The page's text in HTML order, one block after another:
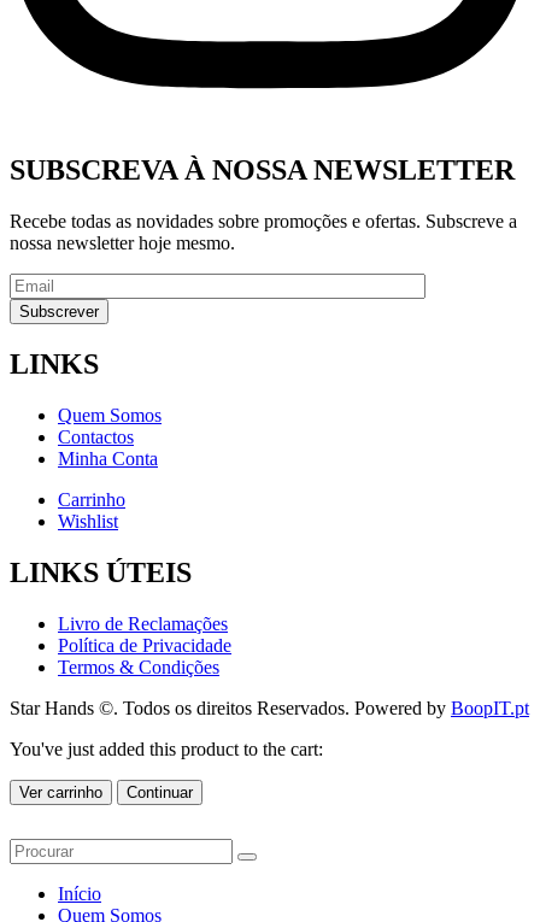
SUBSCREVA À NOSSA NEWSLETTER
Recebe todas as novidades sobre promoções e ofertas. Subscreve a
nossa newsletter hoje mesmo.
LINKS
Quem Somos
Contactos
Minha Conta
Carrinho
Wishlist
LINKS ÚTEIS
Livro de Reclamações
Política de Privacidade
Termos & Condições
Star Hands ©. Todos os direitos Reservados. Powered by BoopIT.pt
You've just added this product to the cart:
Ver carrinho Continuar
Início
Quem Somos